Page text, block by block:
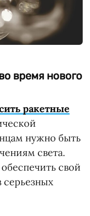
время нового
ракетные
нужно быть
света.
свой
серьезных